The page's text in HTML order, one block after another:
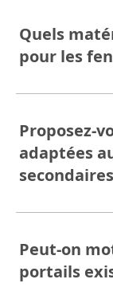
Quels
pour les
Proposez-
adaptées
Peut-on
portails